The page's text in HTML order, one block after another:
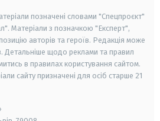
позначені словами "Спецпроєкт"
Матеріали з позначкою "Експерт",
авторів та героїв. Редакція може
Детальніше щодо реклами та правил
в правилах користування сайтом.
сайту призначені для осіб старше 21